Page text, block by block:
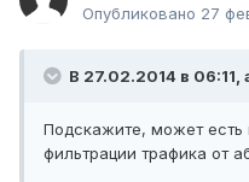
Опубликовано 27
В 27.02.2014 в
Подскажите, может есть
фильтрации трафика от